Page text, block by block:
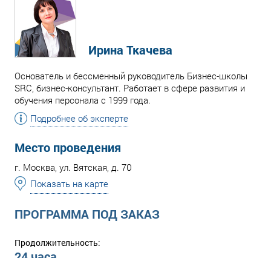
Ирина Ткачева
Основатель и бессменный руководитель Бизнес-школы
SRC, бизнес-консультант. Работает в сфере развития и
обучения персонала с 1999 года.
Подробнее об эксперте
Место проведения
г. Москва, ул. Вятская, д. 70
Показать на карте
ПРОГРАММА ПОД ЗАКАЗ
Продолжительность: